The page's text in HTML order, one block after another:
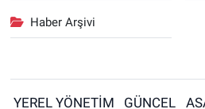
Haber Arşivi
YEREL YÖNETİM GÜNCEL